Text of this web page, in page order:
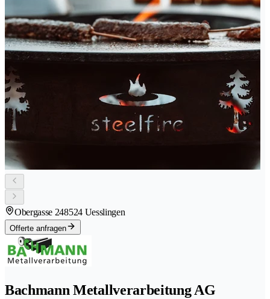
Obergasse 248524 Uesslingen
Offerte anfragen
Bachmann Metallverarbeitung AG